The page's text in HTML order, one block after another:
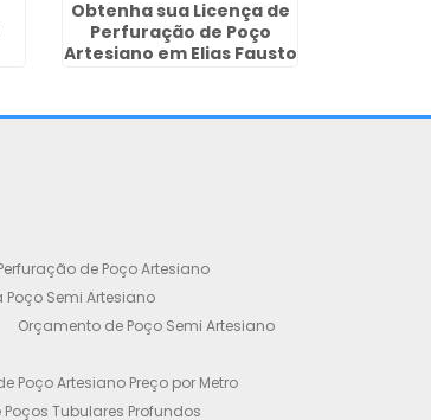
Obtenha sua Licença de
Perfuração de Poço
Artesiano em Elias Fausto
de Poço Artesiano
Semi Artesiano
Orçamento de Poço Semi Artesiano
Poço Artesiano Preço por Metro
Tubulares Profundos